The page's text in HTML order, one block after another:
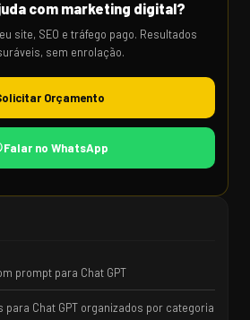
com marketing digital?
site, SEO e tráfego pago. Resultados
sem enrolação.
Orçamento
Falar no WhatsApp
prompt para Chat GPT
para Chat GPT organizados por categoria